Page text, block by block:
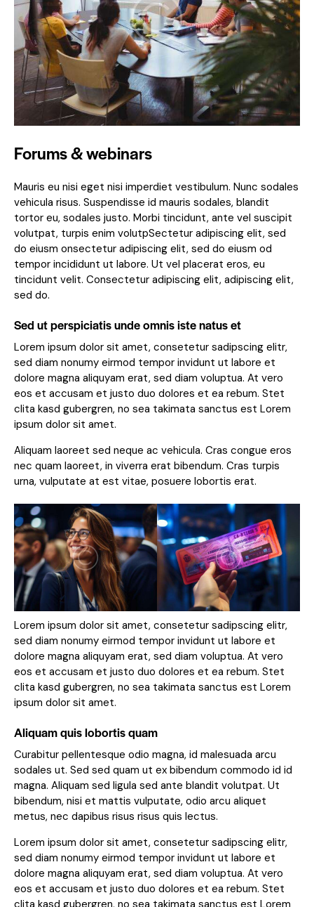
Forums & webinars
Mauris eu nisi eget nisi imperdiet vestibulum. Nunc sodales
vehicula risus. Suspendisse id mauris sodales, blandit
tortor eu, sodales justo. Morbi tincidunt, ante vel suscipit
volutpat, turpis enim volutpSectetur adipiscing elit, sed
do eiusm onsectetur adipiscing elit, sed do eiusm od
tempor incididunt ut labore. Ut vel placerat eros, eu
tincidunt velit. Consectetur adipiscing elit, adipiscing elit,
sed do.
Sed ut perspiciatis unde omnis iste natus et
Lorem ipsum dolor sit amet, consetetur sadipscing elitr,
sed diam nonumy eirmod tempor invidunt ut labore et
dolore magna aliquyam erat, sed diam voluptua. At vero
eos et accusam et justo duo dolores et ea rebum. Stet
clita kasd gubergren, no sea takimata sanctus est Lorem
ipsum dolor sit amet.
Aliquam laoreet sed neque ac vehicula. Cras congue eros
nec quam laoreet, in viverra erat bibendum. Cras turpis
urna, vulputate at est vitae, posuere lobortis erat.
Lorem ipsum dolor sit amet, consetetur sadipscing elitr,
sed diam nonumy eirmod tempor invidunt ut labore et
dolore magna aliquyam erat, sed diam voluptua. At vero
eos et accusam et justo duo dolores et ea rebum. Stet
clita kasd gubergren, no sea takimata sanctus est Lorem
ipsum dolor sit amet.
Aliquam quis lobortis quam
Curabitur pellentesque odio magna, id malesuada arcu
sodales ut. Sed sed quam ut ex bibendum commodo id id
magna. Aliquam sed ligula sed ante blandit volutpat. Ut
bibendum, nisi et mattis vulputate, odio arcu aliquet
metus, nec dapibus risus risus quis lectus.
Lorem ipsum dolor sit amet, consetetur sadipscing elitr,
sed diam nonumy eirmod tempor invidunt ut labore et
dolore magna aliquyam erat, sed diam voluptua. At vero
eos et accusam et justo duo dolores et ea rebum. Stet